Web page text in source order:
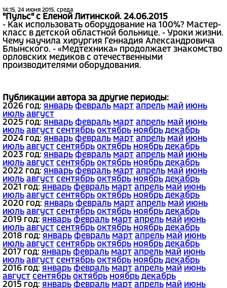
14:15, 24 июня 2015, среда
"Пульс" с Еленой Литинской. 24.06.2015
- Как использовать оборудование на 100%? Мастер-
класс в детской областной больнице. - Уроки жизни.
Чему научила хирургия Геннадия Александровича
Блынского. - «Медтехника» продолжает знакомство
орловских медиков с отечественными
производителями оборудования.
Публикации автора за другие периоды:
2026 год: январь февраль март апрель май июнь
июль август
2025 год: январь февраль март апрель май июнь
июль август сентябрь октябрь ноябрь декабрь
2024 год: январь февраль март апрель май июнь
июль август сентябрь октябрь ноябрь декабрь
2023 год: январь февраль март апрель май июнь
июль август сентябрь октябрь ноябрь декабрь
2022 год: январь февраль март апрель май июнь
июль август сентябрь октябрь ноябрь декабрь
2021 год: январь февраль март апрель май июнь
июль август сентябрь октябрь ноябрь декабрь
2020 год: январь февраль март апрель май июнь
июль август сентябрь октябрь ноябрь декабрь
2019 год: январь февраль март апрель май июнь
июль август сентябрь октябрь ноябрь декабрь
2018 год: январь февраль март апрель май июнь
июль август сентябрь октябрь ноябрь декабрь
2017 год: январь февраль март апрель май июнь
июль август сентябрь октябрь ноябрь декабрь
2016 год: январь февраль март апрель май июнь
август сентябрь октябрь ноябрь декабрь
2015 год: январь февраль март апрель май июнь